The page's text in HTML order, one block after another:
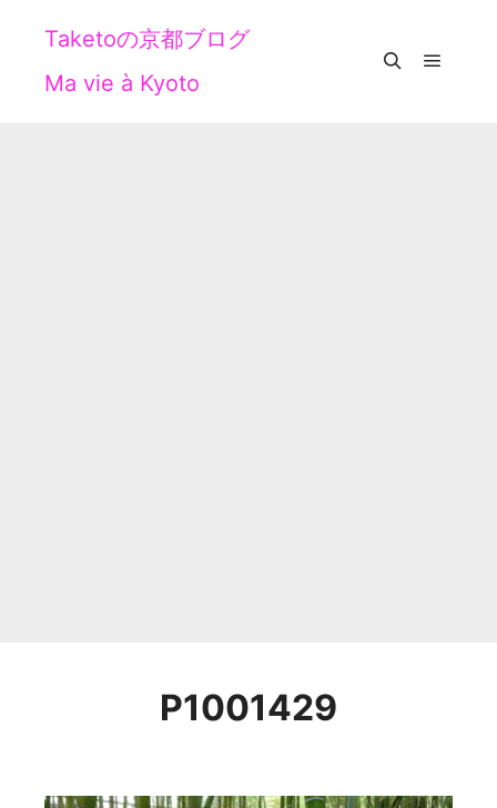
Taketoの京都ブログ
Ma vie à Kyoto
P1001429